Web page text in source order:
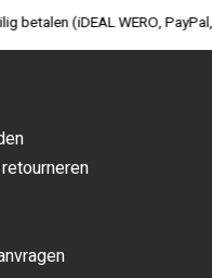
(iDEAL WERO, PayPal,